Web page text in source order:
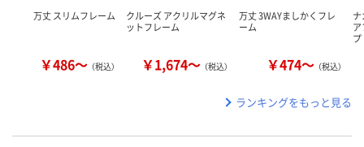
万丈 スリムフレーム
￥486～ （税込）
クルーズ アクリルマグネ
ットフレーム
￥1,674～ （税込）
万丈 3WAYましかくフレ
ーム
￥474～ （税込）
プ
ランキングをもっと見る